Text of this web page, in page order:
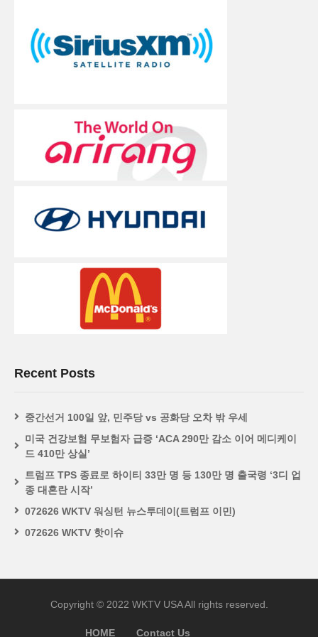
Recent Posts
중간선거 100일 앞, 민주당 vs 공화당 오차 밖 우세
미국 건강보험 무보험자 급증 ‘ACA 290만 감소 이어 메디케이
드 410만 상실’
트럼프 TPS 종료로 하이티 33만 명 등 130만 명 출국령 ‘3디 업
종 대혼란 시작’
072626 WKTV 워싱턴 뉴스투데이(트럼프 이민)
072626 WKTV 핫이슈
Copyright © 2022 WKTV USA All rights reserved.
HOME Contact Us